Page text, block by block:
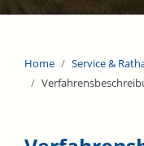
Home Service &